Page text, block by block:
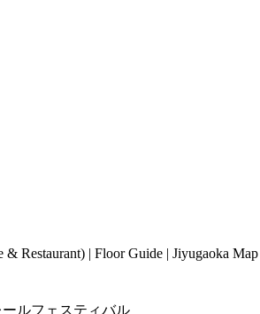
& Restaurant) | Floor Guide | Jiyugaoka Map
ルフェスティバル